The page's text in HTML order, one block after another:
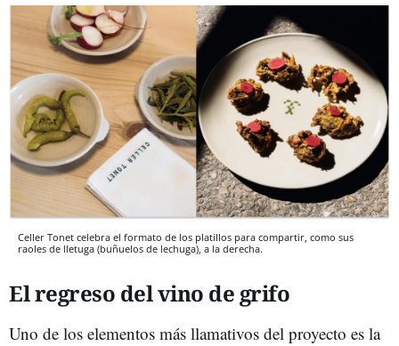
Celler Tonet celebra el formato de los platillos para compartir, como sus
raoles de lletuga (buñuelos de lechuga), a la derecha.
El regreso del vino de grifo
Uno de los elementos más llamativos del proyecto es la